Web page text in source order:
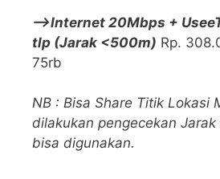
—>Internet 20Mbps +
tlp (Jarak <500m) Rp.
75rb
NB : Bisa Share Titik Lokasi
dilakukan pengecekan
bisa digunakan.